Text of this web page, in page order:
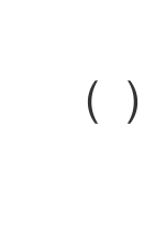
（ ）